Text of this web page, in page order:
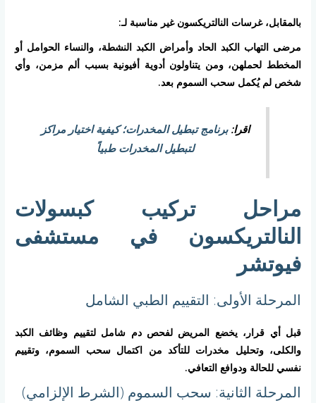
بالمقابل، غرسات النالتريكسون غير مناسبة لـ:
مرضى التهاب الكبد الحاد وأمراض الكبد النشطة، والنساء الحوامل أو
المخطط لحملهن، ومن يتناولون أدوية أفيونية بسبب ألم مزمن، وأي
شخص لم يُكمل سحب السموم بعد.
اقرا:برنامج تبطيل المخدرات؛ كيفية اختيار مراكز
لتبطيل المخدرات طبياً
مراحل تركيب كبسولات
النالتريكسون في مستشفى
فيوتشر
المرحلة الأولى: التقييم الطبي الشامل
قبل أي قرار، يخضع المريض لفحص دم شامل لتقييم وظائف الكبد
والكلى، وتحليل مخدرات للتأكد من اكتمال سحب السموم، وتقييم
نفسي للحالة ودوافع التعافي.
المرحلة الثانية: سحب السموم (الشرط الإلزامي)